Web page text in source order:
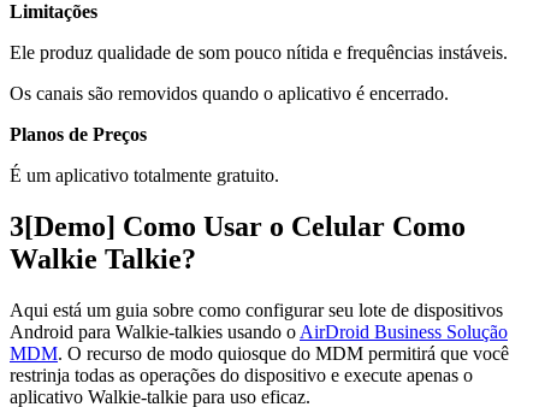
Limitações
Ele produz qualidade de som pouco nítida e frequências instáveis.
Os canais são removidos quando o aplicativo é encerrado.
Planos de Preços
É um aplicativo totalmente gratuito.
3[Demo] Como Usar o Celular Como
Walkie Talkie?
Aqui está um guia sobre como configurar seu lote de dispositivos
Android para Walkie-talkies usando o AirDroid Business Solução
MDM. O recurso de modo quiosque do MDM permitirá que você
restrinja todas as operações do dispositivo e execute apenas o
aplicativo Walkie-talkie para uso eficaz.